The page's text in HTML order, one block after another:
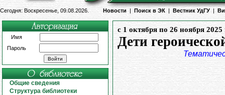
Сегодня: Воскресенье, 09.08.2026. Новости | Поиск в ЭК | Вестник УдГУ |
Имя
Пароль
Общие сведения
Структура библиотеки
с 1 октября по 26 ноября 2025
Дети